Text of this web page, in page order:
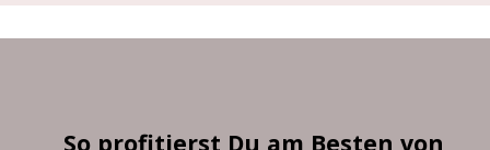
So profitierst Du am Besten von